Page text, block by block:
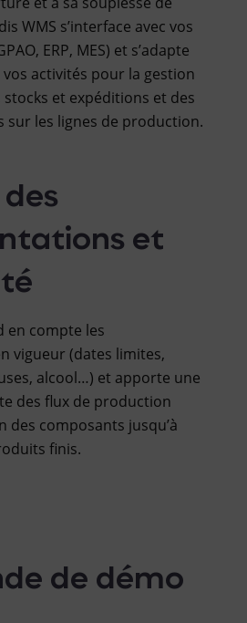
WMS s’interface avec vos
ERP, MES) et s’adapte
activités pour la gestion
et expéditions et des
sur les lignes de production.
et
en compte les
vigueur (dates limites,
alcool…) et apporte une
des flux de production
des composants jusqu’à
finis.
de démo